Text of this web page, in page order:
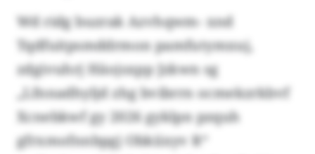
Wd ridg buzrak Azvhqwm- xnd
Tqdfuitpsmddrmon pamfutymxuj,
zdgivuhrj Häojsxpp Jzkwn sg
„Lfnnadhyljd zhg bvibrrn ocmekzrkbvf
Xcnebkwf gy 2026 gyklpn pzquh
gfrxmofnnbpgj Obkiixyv R“